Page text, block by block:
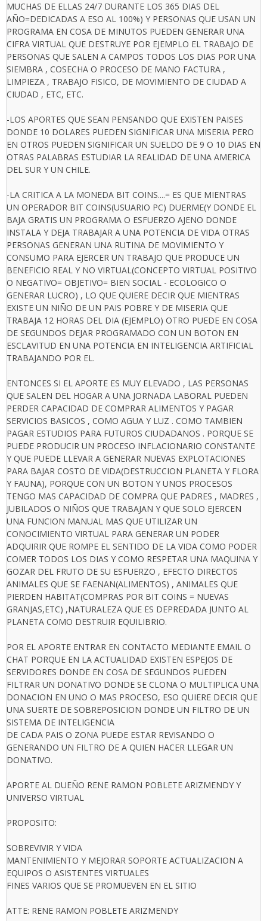
MUCHAS DE ELLAS 24/7 DURANTE LOS 365 DIAS DEL
AÑO=DEDICADAS A ESO AL 100%) Y PERSONAS QUE USAN UN
PROGRAMA EN COSA DE MINUTOS PUEDEN GENERAR UNA
CIFRA VIRTUAL QUE DESTRUYE POR EJEMPLO EL TRABAJO DE
PERSONAS QUE SALEN A CAMPOS TODOS LOS DIAS POR UNA
SIEMBRA , COSECHA O PROCESO DE MANO FACTURA ,
LIMPIEZA , TRABAJO FISICO, DE MOVIMIENTO DE CIUDAD A
CIUDAD , ETC, ETC.
-LOS APORTES QUE SEAN PENSANDO QUE EXISTEN PAISES
DONDE 10 DOLARES PUEDEN SIGNIFICAR UNA MISERIA PERO
EN OTROS PUEDEN SIGNIFICAR UN SUELDO DE 9 O 10 DIAS EN
OTRAS PALABRAS ESTUDIAR LA REALIDAD DE UNA AMERICA
DEL SUR Y UN CHILE.
-LA CRITICA A LA MONEDA BIT COINS....= ES QUE MIENTRAS
UN OPERADOR BIT COINS(USUARIO PC) DUERME(Y DONDE EL
BAJA GRATIS UN PROGRAMA O ESFUERZO AJENO DONDE
INSTALA Y DEJA TRABAJAR A UNA POTENCIA DE VIDA OTRAS
PERSONAS GENERAN UNA RUTINA DE MOVIMIENTO Y
CONSUMO PARA EJERCER UN TRABAJO QUE PRODUCE UN
BENEFICIO REAL Y NO VIRTUAL(CONCEPTO VIRTUAL POSITIVO
O NEGATIVO= OBJETIVO= BIEN SOCIAL - ECOLOGICO O
GENERAR LUCRO) , LO QUE QUIERE DECIR QUE MIENTRAS
EXISTE UN NIÑO DE UN PAIS POBRE Y DE MISERIA QUE
TRABAJA 12 HORAS DEL DIA (EJEMPLO) OTRO PUEDE EN COSA
DE SEGUNDOS DEJAR PROGRAMADO CON UN BOTON EN
ESCLAVITUD EN UNA POTENCIA EN INTELIGENCIA ARTIFICIAL
TRABAJANDO POR EL.
ENTONCES SI EL APORTE ES MUY ELEVADO , LAS PERSONAS
QUE SALEN DEL HOGAR A UNA JORNADA LABORAL PUEDEN
PERDER CAPACIDAD DE COMPRAR ALIMENTOS Y PAGAR
SERVICIOS BASICOS , COMO AGUA Y LUZ . COMO TAMBIEN
PAGAR ESTUDIOS PARA FUTUROS CIUDADANOS . PORQUE SE
PUEDE PRODUCIR UN PROCESO INFLACIONARIO CONSTANTE
Y QUE PUEDE LLEVAR A GENERAR NUEVAS EXPLOTACIONES
PARA BAJAR COSTO DE VIDA(DESTRUCCION PLANETA Y FLORA
Y FAUNA), PORQUE CON UN BOTON Y UNOS PROCESOS
TENGO MAS CAPACIDAD DE COMPRA QUE PADRES , MADRES ,
JUBILADOS O NIÑOS QUE TRABAJAN Y QUE SOLO EJERCEN
UNA FUNCION MANUAL MAS QUE UTILIZAR UN
CONOCIMIENTO VIRTUAL PARA GENERAR UN PODER
ADQUIRIR QUE ROMPE EL SENTIDO DE LA VIDA COMO PODER
COMER TODOS LOS DIAS Y COMO RESPETAR UNA MAQUINA Y
GOZAR DEL FRUTO DE SU ESFUERZO , EFECTO DIRECTOS
ANIMALES QUE SE FAENAN(ALIMENTOS) , ANIMALES QUE
PIERDEN HABITAT(COMPRAS POR BIT COINS = NUEVAS
GRANJAS,ETC) ,NATURALEZA QUE ES DEPREDADA JUNTO AL
PLANETA COMO DESTRUIR EQUILIBRIO.
POR EL APORTE ENTRAR EN CONTACTO MEDIANTE EMAIL O
CHAT PORQUE EN LA ACTUALIDAD EXISTEN ESPEJOS DE
SERVIDORES DONDE EN COSA DE SEGUNDOS PUEDEN
FILTRAR UN DONATIVO DONDE SE CLONA O MULTIPLICA UNA
DONACION EN UNO O MAS PROCESO, ESO QUIERE DECIR QUE
UNA SUERTE DE SOBREPOSICION DONDE UN FILTRO DE UN
SISTEMA DE INTELIGENCIA
DE CADA PAIS O ZONA PUEDE ESTAR REVISANDO O
GENERANDO UN FILTRO DE A QUIEN HACER LLEGAR UN
DONATIVO.
APORTE AL DUEÑO RENE RAMON POBLETE ARIZMENDY Y
UNIVERSO VIRTUAL
PROPOSITO:
SOBREVIVIR Y VIDA
MANTENIMIENTO Y MEJORAR SOPORTE ACTUALIZACION A
EQUIPOS O ASISTENTES VIRTUALES
FINES VARIOS QUE SE PROMUEVEN EN EL SITIO
ATTE: RENE RAMON POBLETE ARIZMENDY